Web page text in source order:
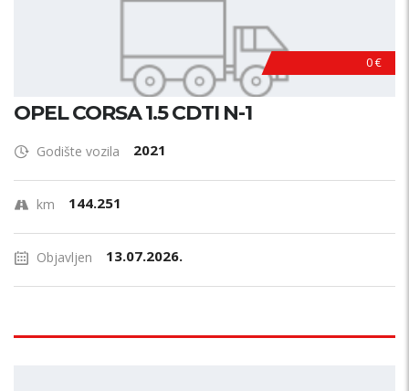
0 €
OPEL CORSA 1.5 CDTI N-1
Godište vozila 2021
km 144.251
Objavljen 13.07.2026.